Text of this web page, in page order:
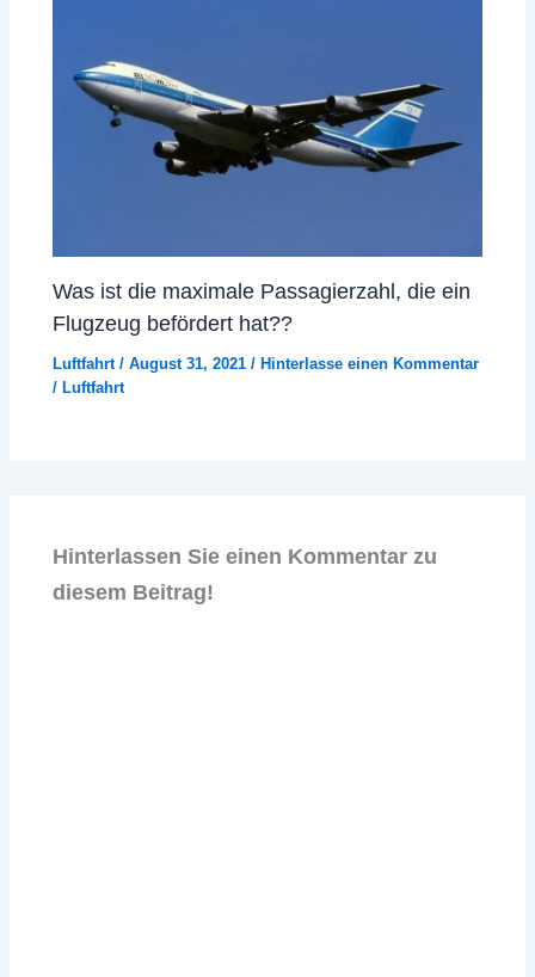
Was ist die maximale Passagierzahl, die ein
Flugzeug befördert hat??
Luftfahrt/August 31, 2021/Hinterlasse einen Kommentar
/Luftfahrt
Hinterlassen Sie einen Kommentar zu
diesem Beitrag!